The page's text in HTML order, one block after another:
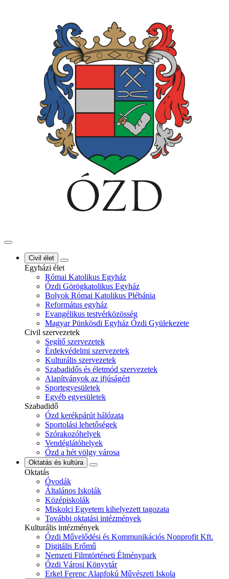
Civil élet
Egyházi élet
Római Katolikus Egyház
Ózdi Görögkatolikus Egyház
Bolyok Római Katolikus Plébánia
Református egyház
Evangélikus testvérközösség
Magyar Pünkösdi Egyház Ózdi Gyülekezete
Civil szervezetek
Segítő szervezetek
Érdekvédelmi szervezetek
Kulturális szervezetek
Szabadidős és életmód szervezetek
Alapítványok az ifjúságért
Sportegyesületek
Egyéb egyesületek
Szabadidő
Ózd kerékpárút hálózata
Sportolási lehetőségek
Szórakozóhelyek
Vendéglátóhelyek
Ózd a hét völgy városa
Oktatás és kultúra
Oktatás
Óvodák
Általános Iskolák
Középiskolák
Miskolci Egyetem kihelyezett tagozata
További oktatási intézmények
Kulturális intézmények
Ózdi Művelődési és Kommunikációs Nonprofit Kft.
Digitális Erőmű
Nemzeti Filmtörténeti Élménypark
Ózdi Városi Könyvtár
Erkel Ferenc Alapfokú Művészeti Iskola